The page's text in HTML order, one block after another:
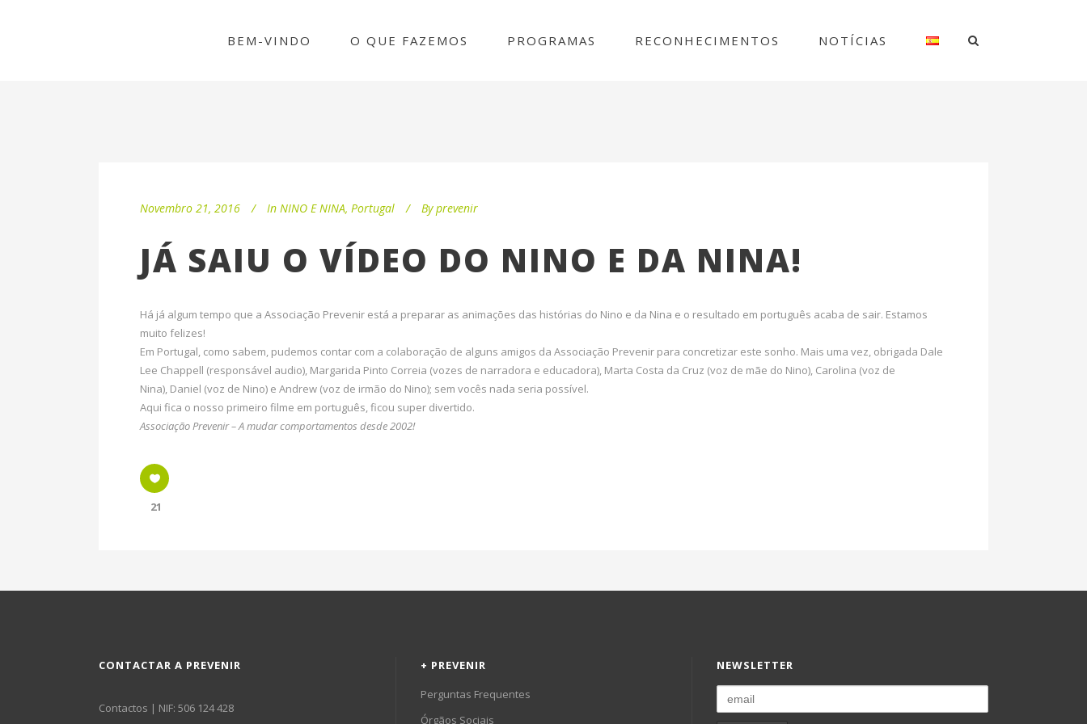
BEM-VINDO O QUE FAZEMOS PROGRAMAS RECONHECIMENTOS NOTÍCIAS
Novembro 21, 2016 In NINO E NINA, Portugal By prevenir
JÁ SAIU O VÍDEO DO NINO E DA NINA!
Há já algum tempo que a Associação Prevenir está a preparar as animações das histórias do Nino e da Nina e o resultado em português acaba de sair. Estamos
muito felizes!
Em Portugal, como sabem, pudemos contar com a colaboração de alguns amigos da Associação Prevenir para concretizar este sonho. Mais uma vez, obrigada Dale
Lee Chappell (responsável audio), Margarida Pinto Correia (vozes de narradora e educadora), Marta Costa da Cruz (voz de mãe do Nino), Carolina (voz de
Nina), Daniel (voz de Nino) e Andrew (voz de irmão do Nino); sem vocês nada seria possível.
Aqui fica o nosso primeiro filme em português, ficou super divertido.
Associação Prevenir – A mudar comportamentos desde 2002!
21
CONTACTAR A PREVENIR
Contactos | NIF: 506 124 428
+ PREVENIR
Perguntas Frequentes
Órgãos Sociais
NEWSLETTER